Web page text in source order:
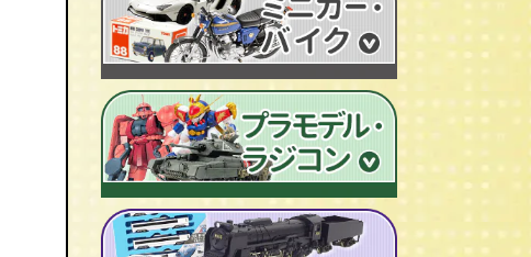
ポピー/POPY
旧タカラ/TAKARA
旧バンダイ/BANDAI
タカトクトイス/T.T
中嶋製作所
ヨネザワ/米澤玩具
RAH
CCP キン肉マン
超像可動
聖闘士聖衣神話
Figuarts/フィギュアーツ
ワールドコレクタブル
プレイモービル
超合金魂
ROBOT魂
RAH
マスターピース
M1号
S.H.モンスターアーツ
グレムリン
バイオハザード
ディズニー
リビングデッドドールズ/LDD
ホットトイズ/HOT TOYS
サイドショウ/SIDE SHOW
パリセイズ/PALISADES
フェイト/Fate
武装神姫
魔法少女リリカルなのは
艦隊これくしょん -艦これ-
けいおん！
すーぱーそに子
一騎当千
東方Project
涼宮ハルヒの憂鬱
ブライス/Blythe
スーパードルフィー/ドルフィードリーム
アゾンドール/AZONE
モモコ/momoko
ハイブリッドアクティブ/HAF
えっくす☆きゅーと
ピュアニーモ
トミカ/TOMICA
エブロ/EBBRO
ミニチャンプス